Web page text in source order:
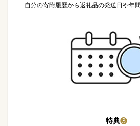
自分の寄附履歴から返礼品の発送日や年
特典❸